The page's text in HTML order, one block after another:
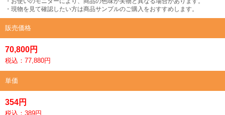
・現物を見て確認したい方は商品サンプルのご購入をおすすめします。
販売価格
70,800円
税込：77,880円
単価
354円
税込：389円